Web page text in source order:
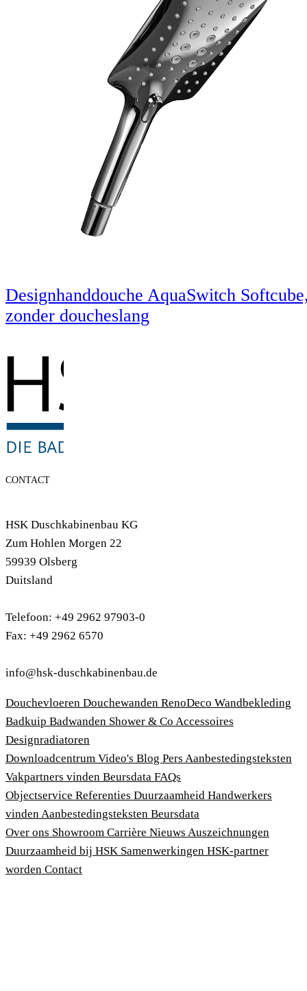
Designhanddouche AquaSwitch
zonder doucheslang
CONTACT
HSK Duschkabinenbau KG
Zum Hohlen Morgen 22
59939 Olsberg
Duitsland
Telefoon: +49 2962 97903-0
Fax: +49 2962 6570
info@hsk-duschkabinenbau.de
Douchevloeren Douchewanden RenoDeco Wandbekleding
Badkuip Badwanden Shower & Co Accessoires
Designradiatoren
Downloadcentrum Video's Blog Pers Aanbestedingsteksten
Vakpartners vinden Beursdata FAQs
Objectservice Referenties Duurzaamheid Handwerkers
vinden Aanbestedingsteksten Beursdata
Over ons Showroom Carrière Nieuws Auszeichnungen
Duurzaamheid bij HSK Samenwerkingen HSK-partner
worden Contact